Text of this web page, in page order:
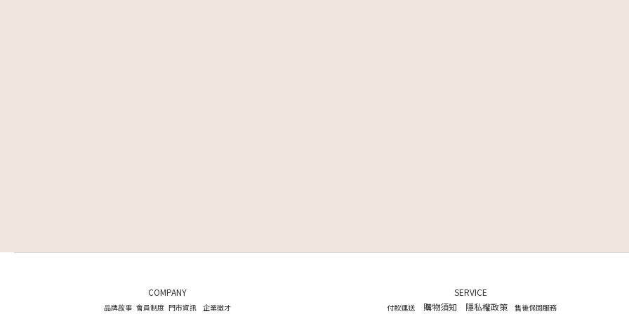
COMPANY
品牌故事 會員制度 門市資訊 企業徵才
SERVICE
付款運送 購物須知 隱私權政策 售後保固服務